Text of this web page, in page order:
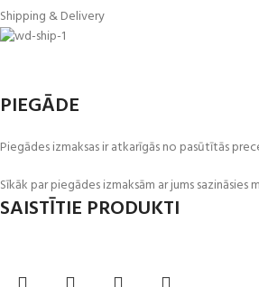
Shipping & Delivery
PIEGĀDE
Piegādes izmaksas ir atkarīgās no pasūtītās
Sīkāk par piegādes izmaksām ar jums sazināsies
SAISTĪTIE PRODUKTI